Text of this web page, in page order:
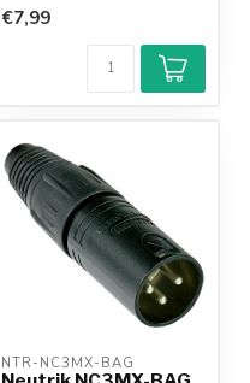
€7,99
NTR-NC3MX-BAG